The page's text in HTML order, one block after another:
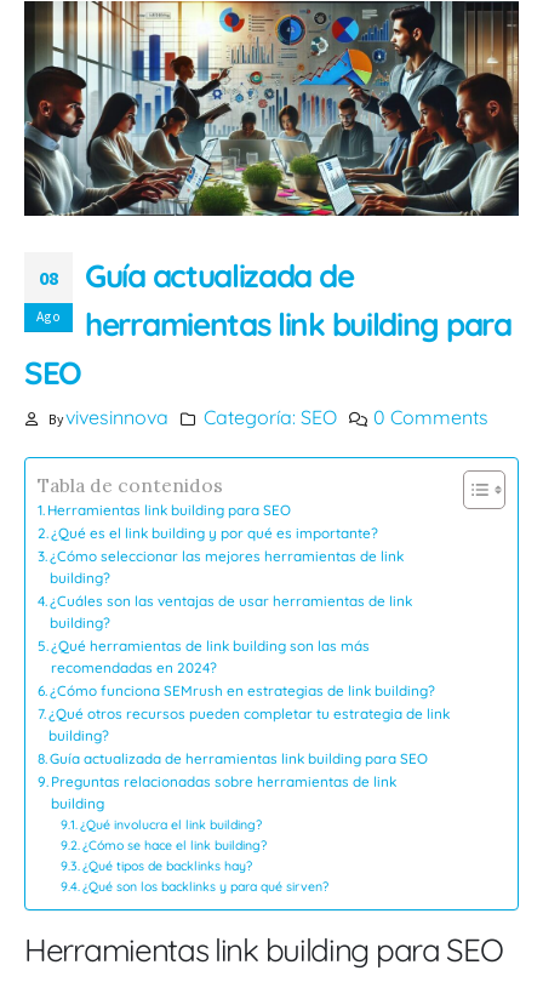
08
Ago
Guía actualizada de
herramientas link building para
SEO
Byvivesinnova Categoría: SEO 0 Comments
Tabla de contenidos
Herramientas link building para SEO
¿Qué es el link building y por qué es importante?
¿Cómo seleccionar las mejores herramientas de link
building?
¿Cuáles son las ventajas de usar herramientas de link
building?
¿Qué herramientas de link building son las más
recomendadas en 2024?
¿Cómo funciona SEMrush en estrategias de link building?
¿Qué otros recursos pueden completar tu estrategia de link
building?
Guía actualizada de herramientas link building para SEO
Preguntas relacionadas sobre herramientas de link
building
¿Qué involucra el link building?
¿Cómo se hace el link building?
¿Qué tipos de backlinks hay?
¿Qué son los backlinks y para qué sirven?
Herramientas link building para SEO